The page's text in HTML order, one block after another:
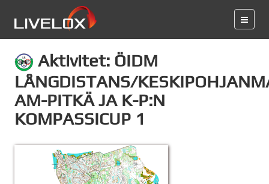
Aktivitet: ÖIDM
LÅNGDISTANS/
AM-PITKÄ JA K-P:N
KOMPASSICUP 1